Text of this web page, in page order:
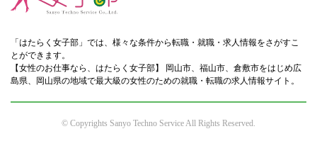
「はたらく女子部」では、様々な条件から転職・就職・求人情報をさがすこ
とができます。
【女性のお仕事なら、はたらく女子部】 岡山市、福山市、倉敷市をはじめ広
島県、岡山県の地域で最大級の女性のための就職・転職の求人情報サイト。
© Copyrights Sanyo Techno Service All Rights Reserved.